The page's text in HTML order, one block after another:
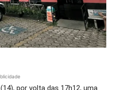
por volta das 17h12, uma